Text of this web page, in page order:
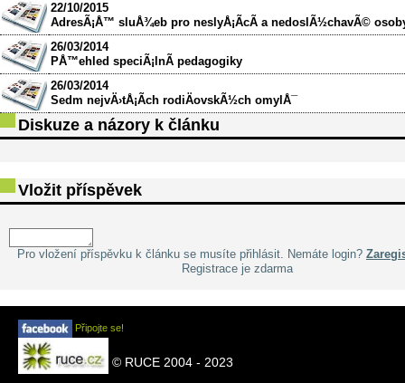
22/10/2015
AdresÃ¡Å™ sluÅ¾eb pro neslyÅ¡Ã­cÃ­ a nedoslÃ½chavÃ©
26/03/2014
PÅ™ehled speciÃ¡lnÃ­ pedagogiky
26/03/2014
Sedm nejvÄ›tÅ¡Ã­ch rodiÄovskÃ½ch omylÅ¯
Diskuze a názory k článku
Vložit příspěvek
Pro vložení příspěvku k článku se musíte přihlásit. Nemáte login?
Registrace je zdarma
Připojte se!
© RUCE 2004 - 2023